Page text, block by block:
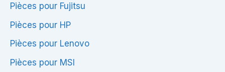
Pièces pour Fujitsu
Pièces pour HP
Pièces pour Lenovo
Pièces pour MSI